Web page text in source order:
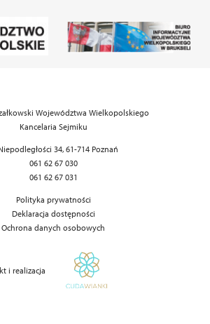
Województwa Wielkopolskiego
Kancelaria Sejmiku
34, 61-714 Poznań
061 62 67 030
061 62 67 031
Polityka prywatności
Deklaracja dostępności
Ochrona danych osobowych
i realizacja